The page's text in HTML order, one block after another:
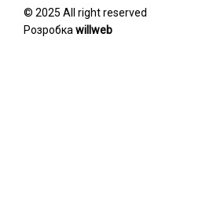
© 2025 All right reserved
Розробка willweb